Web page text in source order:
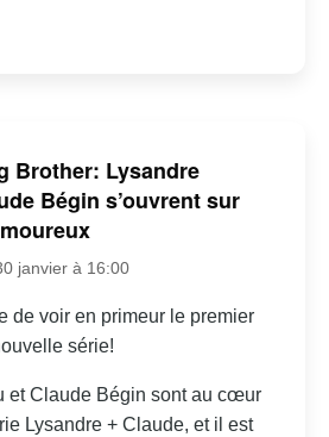
Brother: Lysandre
Bégin s’ouvrent sur
janvier à 16:00
de voir en primeur le premier
série!
et Claude Bégin sont au cœur
Lysandre + Claude, et il est